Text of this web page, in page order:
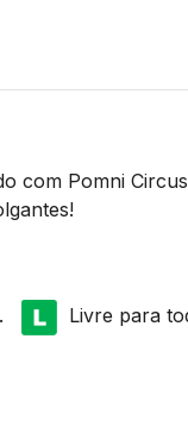
com Pomni
Livre para